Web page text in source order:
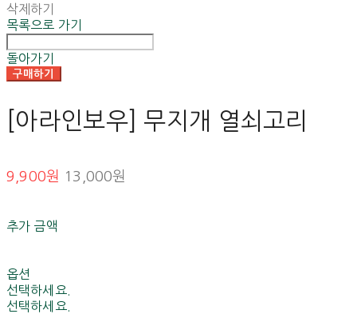
삭제하기
목록으로 가기
돌아가기
구매하기
[아라인보우] 무지개 열쇠고리
9,900원 13,000원
추가 금액
옵션
선택하세요.
선택하세요.